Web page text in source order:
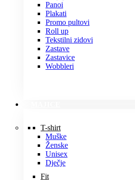
Panoi
Plakati
Promo pultovi
Roll up
Tekstilni zidovi
Zastave
Zastavice
Wobbleri
T-shirt
Muške
Ženske
Unisex
Dječje
Fit